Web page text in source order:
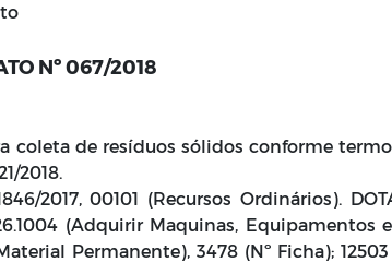
Nº 067/2018
de resíduos sólidos conforme termo
2018.
2017, 00101 (Recursos Ordinários).
(Adquirir Maquinas, Equipamentos
Permanente), 3478 (Nº Ficha);